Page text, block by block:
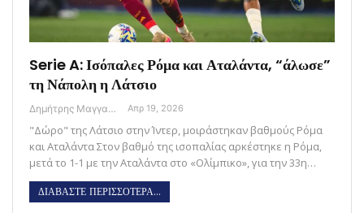
Serie A: Ισόπαλες Ρόμα και Αταλάντα, “άλωσε”
τη Νάπολη η Λάτσιο
Δημήτρης Μαγγανάρης Απρ 19, 2026
"Δώρο" της Λάτσιο στην Ίντερ, μοιράστηκαν βαθμούς Ρόμα
και Αταλάντα Στον βαθμό της ισοπαλίας αρκέστηκε η Ρόμα,
μετά το 1-1 με την Αταλάντα στο «Ολίμπικο», για την 33η…
ΔΙΑΒΑΣΤΕ ΠΕΡΙΣΣΟΤΕΡΑ...